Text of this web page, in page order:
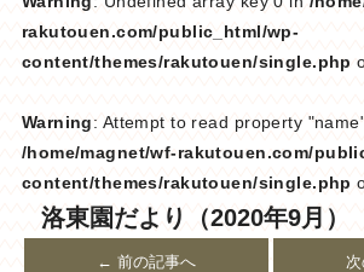
rakutouen.com/public_html/wp-
content/themes/rakutouen/single.php
Warning: Attempt to read property
/home/magnet/wf-rakutouen.com/
content/themes/rakutouen/single.php
洛東園だより（2020年9月）
← 前の記事へ